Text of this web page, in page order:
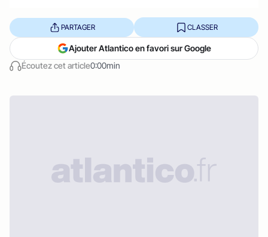
Écoutez cet article0:00min
PARTAGER CLASSER
Ajouter Atlantico en favori sur Google